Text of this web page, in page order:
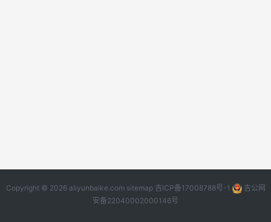
Copyright © 2026 aliyunbaike.com sitemap 吉ICP备17008788号-1
吉公网
安备22040002000146号